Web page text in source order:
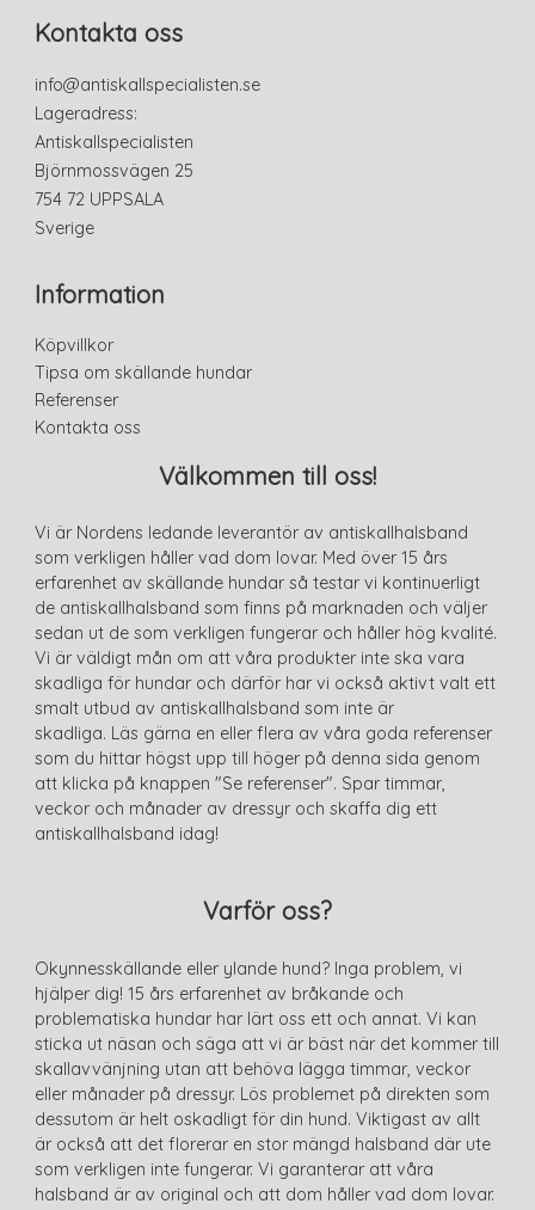
Kontakta oss
info@antiskallspecialisten.se
Lageradress:
Antiskallspecialisten
Björnmossvägen 25
754 72 UPPSALA
Sverige
Information
Köpvillkor
Tipsa om skällande hundar
Referenser
Kontakta oss
Välkommen till oss!
Vi är Nordens ledande leverantör av antiskallhalsband
som verkligen håller vad dom lovar. Med över 15 års
erfarenhet av skällande hundar så testar vi kontinuerligt
de antiskallhalsband som finns på marknaden och väljer
sedan ut de som verkligen fungerar och håller hög kvalité.
Vi är väldigt mån om att våra produkter inte ska vara
skadliga för hundar och därför har vi också aktivt valt ett
smalt utbud av antiskallhalsband som inte är
skadliga. Läs gärna en eller flera av våra goda referenser
som du hittar högst upp till höger på denna sida genom
att klicka på knappen "Se referenser". Spar timmar,
veckor och månader av dressyr och skaffa dig ett
antiskallhalsband idag!
Varför oss?
Okynnesskällande eller ylande hund? Inga problem, vi
hjälper dig! 15 års erfarenhet av bråkande och
problematiska hundar har lärt oss ett och annat. Vi kan
sticka ut näsan och säga att vi är bäst när det kommer till
skallavvänjning utan att behöva lägga timmar, veckor
eller månader på dressyr. Lös problemet på direkten som
dessutom är helt oskadligt för din hund. Viktigast av allt
är också att det florerar en stor mängd halsband där ute
som verkligen inte fungerar. Vi garanterar att våra
halsband är av original och att dom håller vad dom lovar.